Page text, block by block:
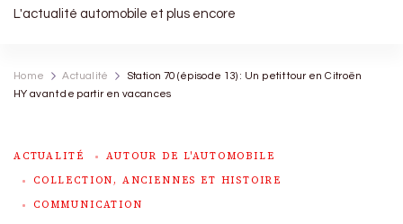
L'actualité automobile et plus encore
Home Actualité
Station 70 (épisode 13) : Un petit tour en Citroën
HY avant de partir en vacances
ACTUALITÉ
AUTOUR DE L'AUTOMOBILE
COLLECTION, ANCIENNES ET HISTOIRE
COMMUNICATION